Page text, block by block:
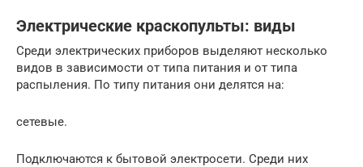
Электрические краскопульты: виды
Среди электрических приборов выделяют несколько
видов в зависимости от типа питания и от типа
распыления. По типу питания они делятся на:
сетевые.
Подключаются к бытовой электросети. Среди них